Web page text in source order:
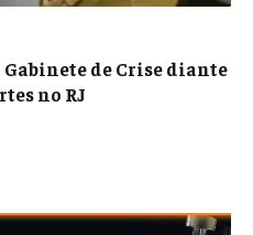
de Crise diante
no RJ